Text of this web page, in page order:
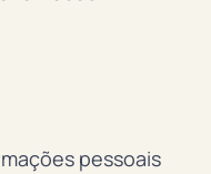
pessoais